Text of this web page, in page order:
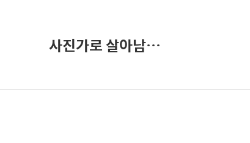
사진가로 살아남기-권오철의 별과 사진